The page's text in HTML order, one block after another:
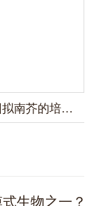
GFP转基因拟南芥的培养及荧光观察
生物之一？